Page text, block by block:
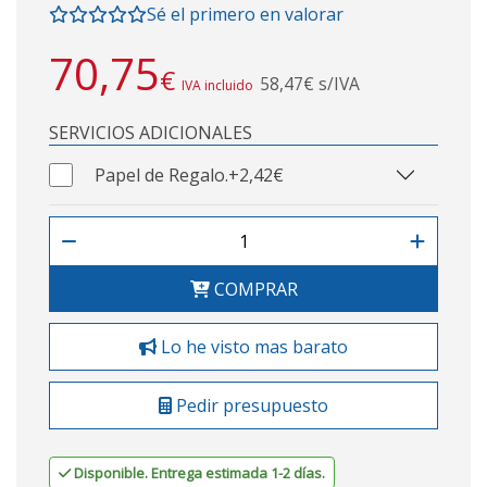
Sé el primero en valorar
70,75€ IVA incluido 58,47€ s/IVA
SERVICIOS ADICIONALES
Papel de Regalo.+2,42€
COMPRAR
Lo he visto mas barato
Pedir presupuesto
Disponible. Entrega estimada 1-2 días.